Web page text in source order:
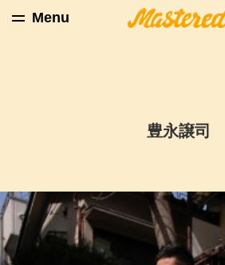
Menu
豊永譲司